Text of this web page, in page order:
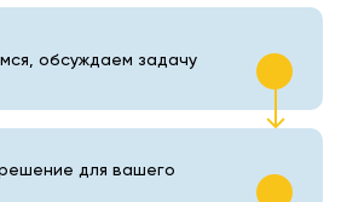
обсуждаем задачу
для вашего